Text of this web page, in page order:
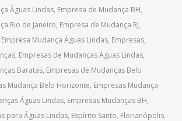
Águas Lindas, Empresa de Mudança BH,
Rio de Janeiro, Empresa de Mudança RJ,
Empresa Mudança Águas Lindas, Empresas,
, Empresas de Mudanças Águas Lindas,
Baratas, Empresas de Mudanças Belo
Mudança Belo Horizonte, Empresas Mudança
Águas Lindas, Empresas Mudanças BH,
para Águas Lindas, Espírito Santo, Florianópolis,